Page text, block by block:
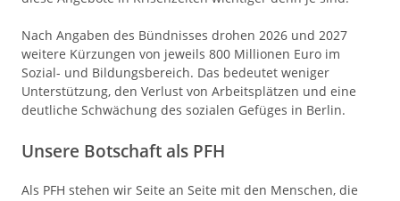
Nach Angaben des Bündnisses drohen 2026 und 2027
weitere Kürzungen von jeweils 800 Millionen Euro im
Sozial- und Bildungsbereich. Das bedeutet weniger
Unterstützung, den Verlust von Arbeitsplätzen und eine
deutliche Schwächung des sozialen Gefüges in Berlin.
Unsere Botschaft als PFH
Als PFH stehen wir Seite an Seite mit den Menschen, die